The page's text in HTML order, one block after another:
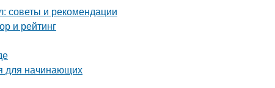
советы и рекомендации
и рейтинг
для начинающих